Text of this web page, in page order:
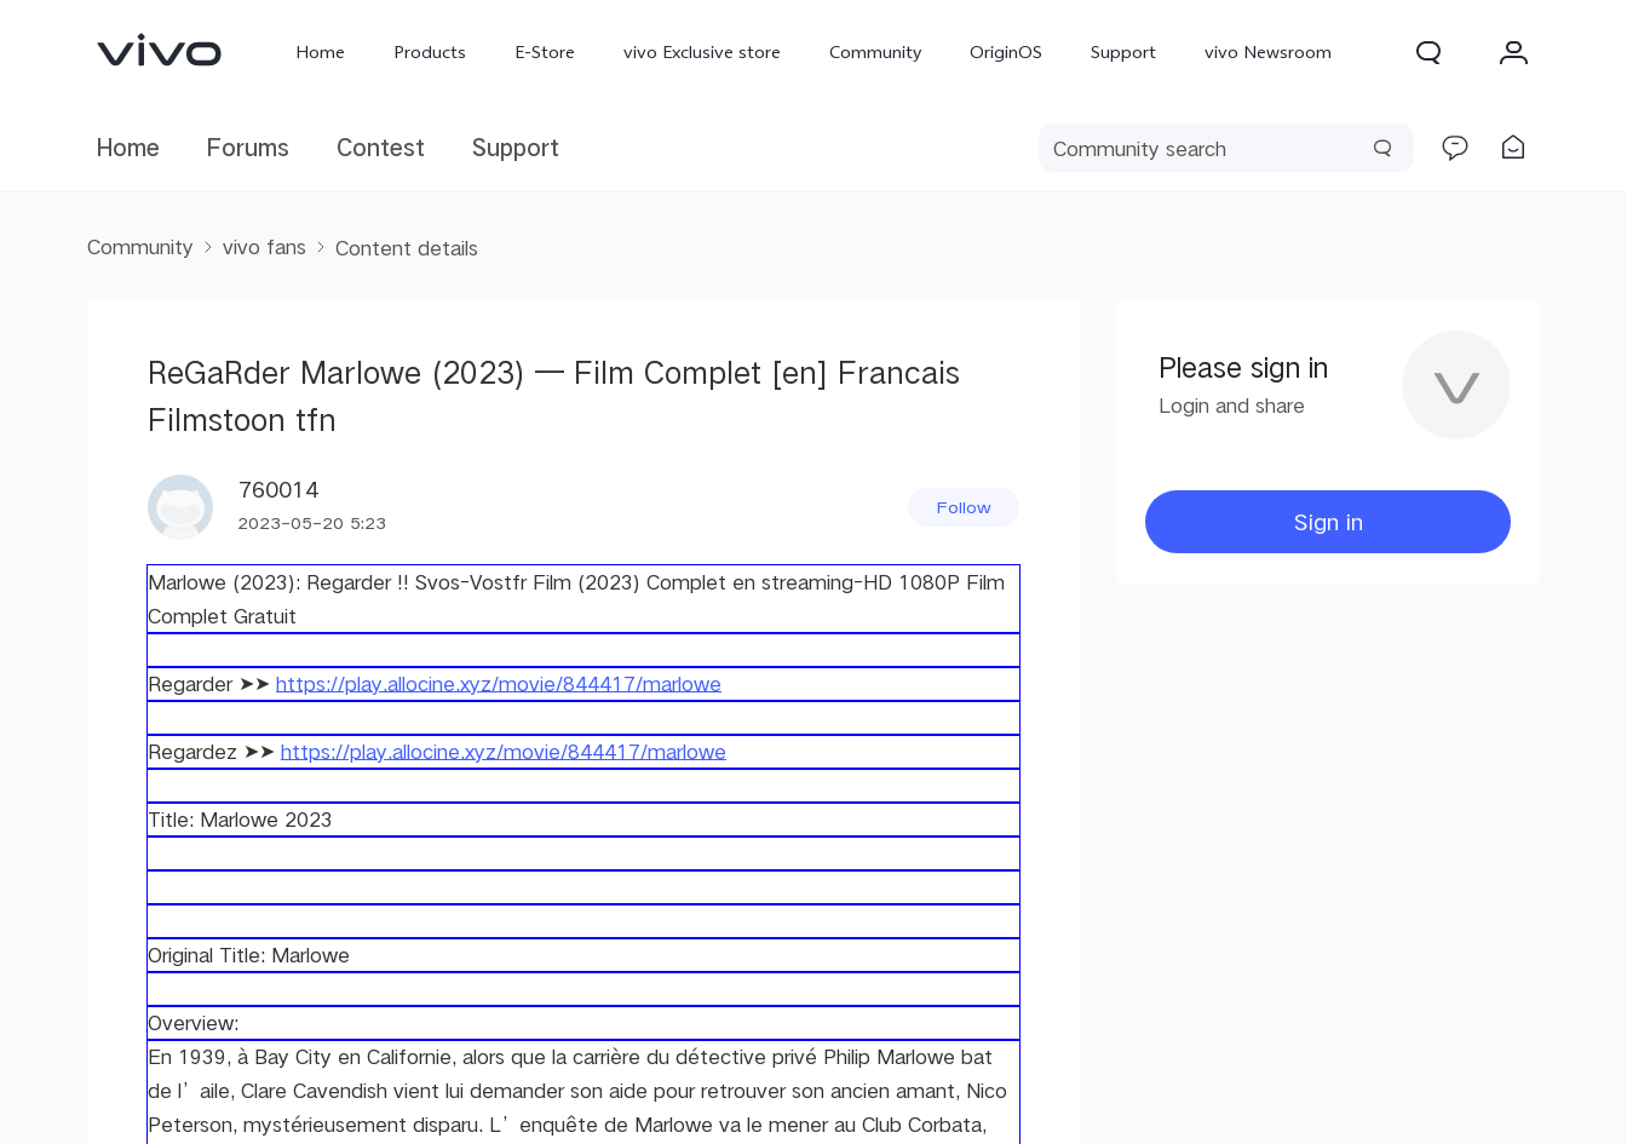
Home Products E-Store vivo Exclusive store Community OriginOS Support vivo Newsroom
X300 Ultra
Home Forums Contest Support
Community vivo fans Content details
ReGaRder Marlowe (2023) ― Film Complet [en] Francais
Filmstoon tfn
760014
2023-05-20 5:23
Follow
Marlowe (2023): Regarder !! Svos-Vostfr Film (2023) Complet en streaming-HD 1080P Film
Complet Gratuit
Regarder ➤➤ https://play.allocine.xyz/movie/844417/marlowe
Regardez ➤➤ https://play.allocine.xyz/movie/844417/marlowe
Title: Marlowe 2023
Original Title: Marlowe
Overview:
En 1939, à Bay City en Californie, alors que la carrière du détective privé Philip Marlowe bat
de l’aile, Clare Cavendish vient lui demander son aide pour retrouver son ancien amant, Nico
Peterson, mystérieusement disparu. L’enquête de Marlowe va le mener au Club Corbata,
Please sign in
Login and share
Sign in